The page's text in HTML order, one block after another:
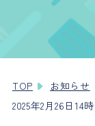
TOP
お知らせ
2025年2月26日14